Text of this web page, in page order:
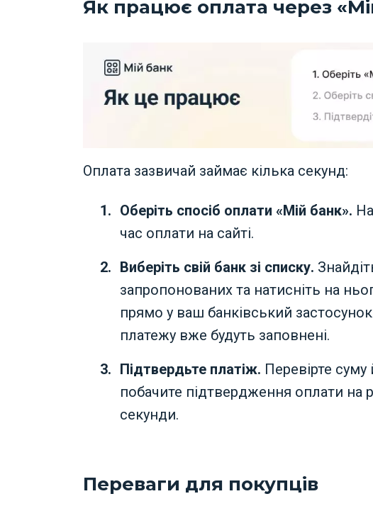
Як працює оплата через
Оплата зазвичай займає кілька секунд:
Оберіть спосіб оплати «Мій банк».
час оплати на сайті.
Виберіть свій банк зі списку.
запропонованих та натисніть на
прямо у ваш банківський
платежу вже будуть заповнені.
Підтвердьте платіж. Перевірте
побачите підтвердження оплати на
секунди.
Переваги для покупців